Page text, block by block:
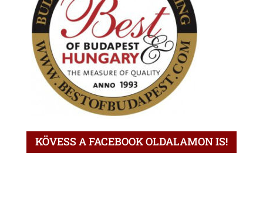
KÖVESS A FACEBOOK OLDALAMON IS!